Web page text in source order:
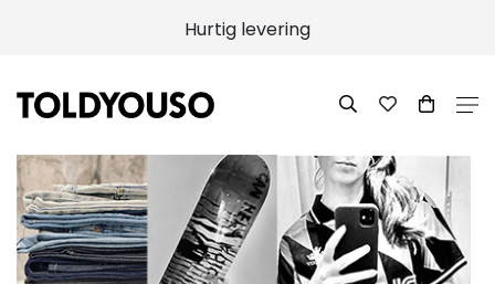
Hurtig levering